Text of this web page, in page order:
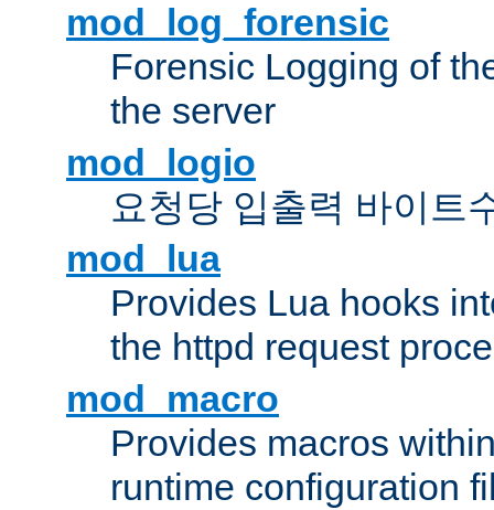
mod_log_forensic
Forensic Logging of
the server
mod_logio
요청당 입출력 바이트
mod_lua
Provides Lua hooks
the httpd request
mod_macro
Provides macros
runtime configuration